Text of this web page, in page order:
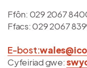
Ffôn: 029 2067
Ffacs: 029 2067
E-bost:
Cyfeiriad gwe: